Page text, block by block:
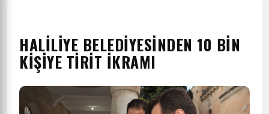
HALİLİYE BELEDİYESİNDEN 10 BİN
KİŞİYE TİRİT İKRAMI